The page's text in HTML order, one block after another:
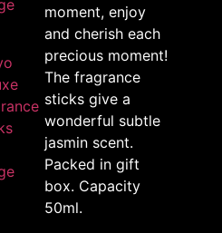
moment, enjoy
and cherish each
precious moment!
The fragrance
sticks give a
wonderful subtle
jasmin scent.
Packed in gift
box. Capacity
50ml.